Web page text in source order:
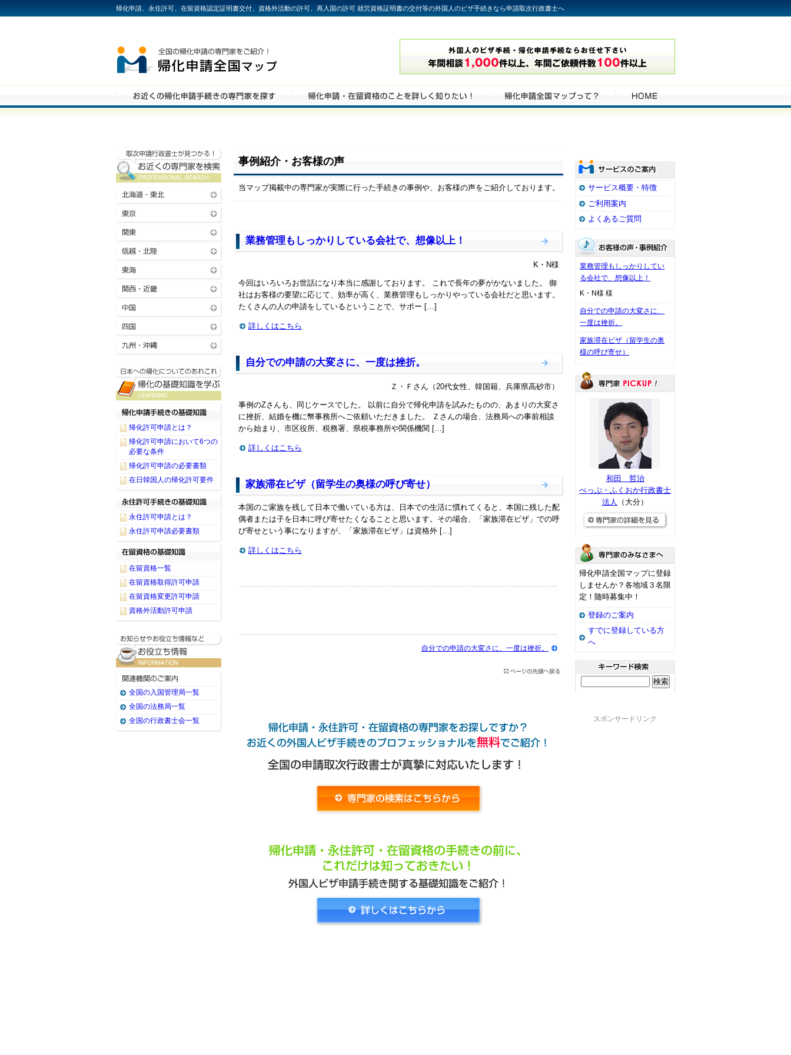
帰化申請、永住許可、在留資格認定証明書交付、資格外活動の許可、再入国の許可 就労資格証明書の交付等の外国人のビザ手続きなら申請取次行政書士へ
事例紹介・お客様の声
当マップ掲載中の専門家が実際に行った手続きの事例や、お客様の声をご紹介しております。
業務管理もしっかりしている会社で、想像以上！
K・N様
今回はいろいろお世話になり本当に感謝しております。 これで長年の夢がかないました。 御
社はお客様の要望に応じて、効率が高く、業務管理もしっかりやっている会社だと思います。
たくさんの人の申請をしているということで、サポー […]
詳しくはこちら
自分での申請の大変さに、一度は挫折。
Ｚ・Ｆさん（20代女性、韓国籍、兵庫県高砂市）
事例のZさんも、同じケースでした。 以前に自分で帰化申請を試みたものの、あまりの大変さ
に挫折、結婚を機に幣事務所へご依頼いただきました。 Ｚさんの場合、法務局への事前相談
から始まり、市区役所、税務署、県税事務所や関係機関 […]
詳しくはこちら
家族滞在ビザ（留学生の奥様の呼び寄せ）
本国のご家族を残して日本で働いている方は、日本での生活に慣れてくると、本国に残した配
偶者または子を日本に呼び寄せたくなることと思います。その場合、「家族滞在ビザ」での呼
び寄せという事になりますが、「家族滞在ビザ」は資格外 […]
詳しくはこちら
自分での申請の大変さに、一度は挫折。
帰化許可申請とは？
帰化許可申請において6つの
必要な条件
帰化許可申請の必要書類
在日韓国人の帰化許可要件
永住許可申請とは？
永住許可申請必要書類
在留資格一覧
在留資格取得許可申請
在留資格変更許可申請
資格外活動許可申請
全国の入国管理局一覧
全国の法務局一覧
全国の行政書士会一覧
サービス概要・特徴
ご利用案内
よくあるご質問
業務管理もしっかりしてい
る会社で、想像以上！
K・N様 様
自分での申請の大変さに、
一度は挫折。
家族滞在ビザ（留学生の奥
様の呼び寄せ）
和田 哲治
べっぷ・ふくおか行政書士
法人
（大分）
帰化申請全国マップに登録
しませんか？各地域３名限
定！随時募集中！
登録のご案内
すでに登録している方
へ
スポンサードリンク